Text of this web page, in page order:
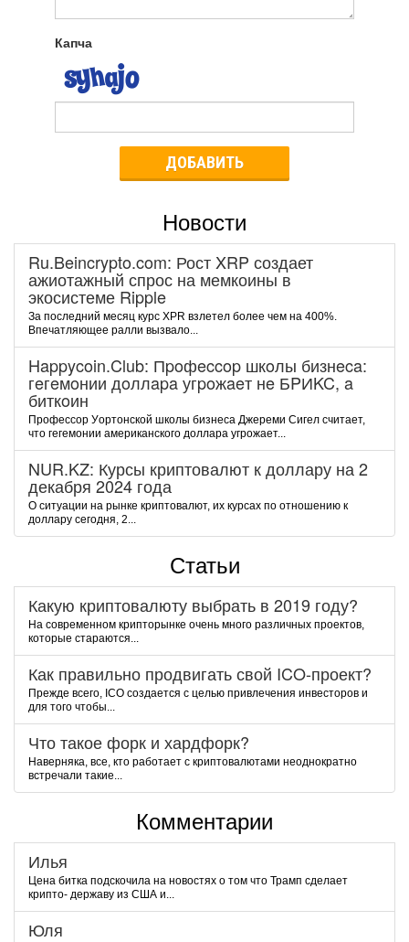
Капча
ДОБАВИТЬ
Новости
Ru.Beincrypto.com: Рост XRP создает
ажиотажный спрос на мемкоины в
экосистеме Ripple
За последний месяц курс XPR взлетел более чем на 400%.
Впечатляющее ралли вызвало...
Happycoin.Club: Пpoфeccop шкoлы бизнeca:
гeгeмoнии дoллapa угpoжaeт нe БPИKC, a
биткoин
Пpoфeccop Уopтoнcкoй шкoлы бизнeca Джepeми Cигeл cчитaeт,
чтo гeгeмoнии aмepикaнcкoгo дoллapa угpoжaeт...
NUR.KZ: Курсы криптовалют к доллару на 2
декабря 2024 года
О ситуации на рынке криптовалют, их курсах по отношению к
доллару сегодня, 2...
Статьи
Какую криптовалюту выбрать в 2019 году?
На современном крипторынке очень много различных проектов,
которые стараются...
Как правильно продвигать свой ICO-проект?
Прежде всего, ICO создается с целью привлечения инвесторов и
для того чтобы...
Что такое форк и хардфорк?
Наверняка, все, кто работает с криптовалютами неоднократно
встречали такие...
Комментарии
Илья
Цена битка подскочила на новостях о том что Трамп сделает
крипто- державу из США и...
Юля